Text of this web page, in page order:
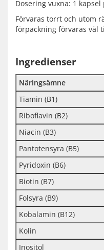
Dosering vuxna: 1 kapsel
Förvaras torrt och utom
förpackning förvaras väl
Ingredienser
Näringsämne
Tiamin (B1)
Riboflavin (B2)
Niacin (B3)
Pantotensyra (B5)
Pyridoxin (B6)
Biotin (B7)
Folsyra (B9)
Kobalamin (B12)
Kolin
Inositol